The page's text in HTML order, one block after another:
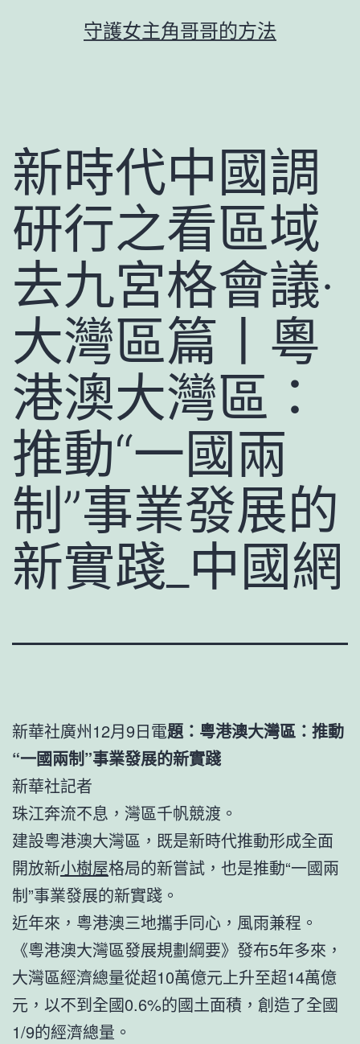
守護女主角哥哥的方法
新時代中國調
研行之看區域
去九宮格會議·
大灣區篇丨粵
港澳大灣區：
推動“一國兩
制”事業發展的
新實踐_中國網
新華社廣州12月9日電題：粵港澳大灣區：推動
“一國兩制”事業發展的新實踐
新華社記者
珠江奔流不息，灣區千帆競渡。
建設粵港澳大灣區，既是新時代推動形成全面
開放新小樹屋格局的新嘗試，也是推動“一國兩
制”事業發展的新實踐。
近年來，粵港澳三地攜手同心，風雨兼程。
《粵港澳大灣區發展規劃綱要》發布5年多來，
大灣區經濟總量從超10萬億元上升至超14萬億
元，以不到全國0.6%的國土面積，創造了全國
1/9的經濟總量。